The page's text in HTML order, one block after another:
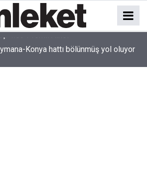
Konya hattı bölünmüş yol oluyor